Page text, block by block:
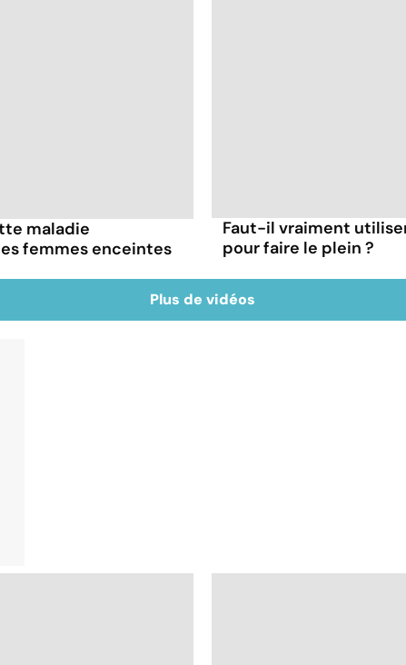
maladie
femmes enceintes
Faut-il vraiment
pour faire le plein ?
Plus de vidéos